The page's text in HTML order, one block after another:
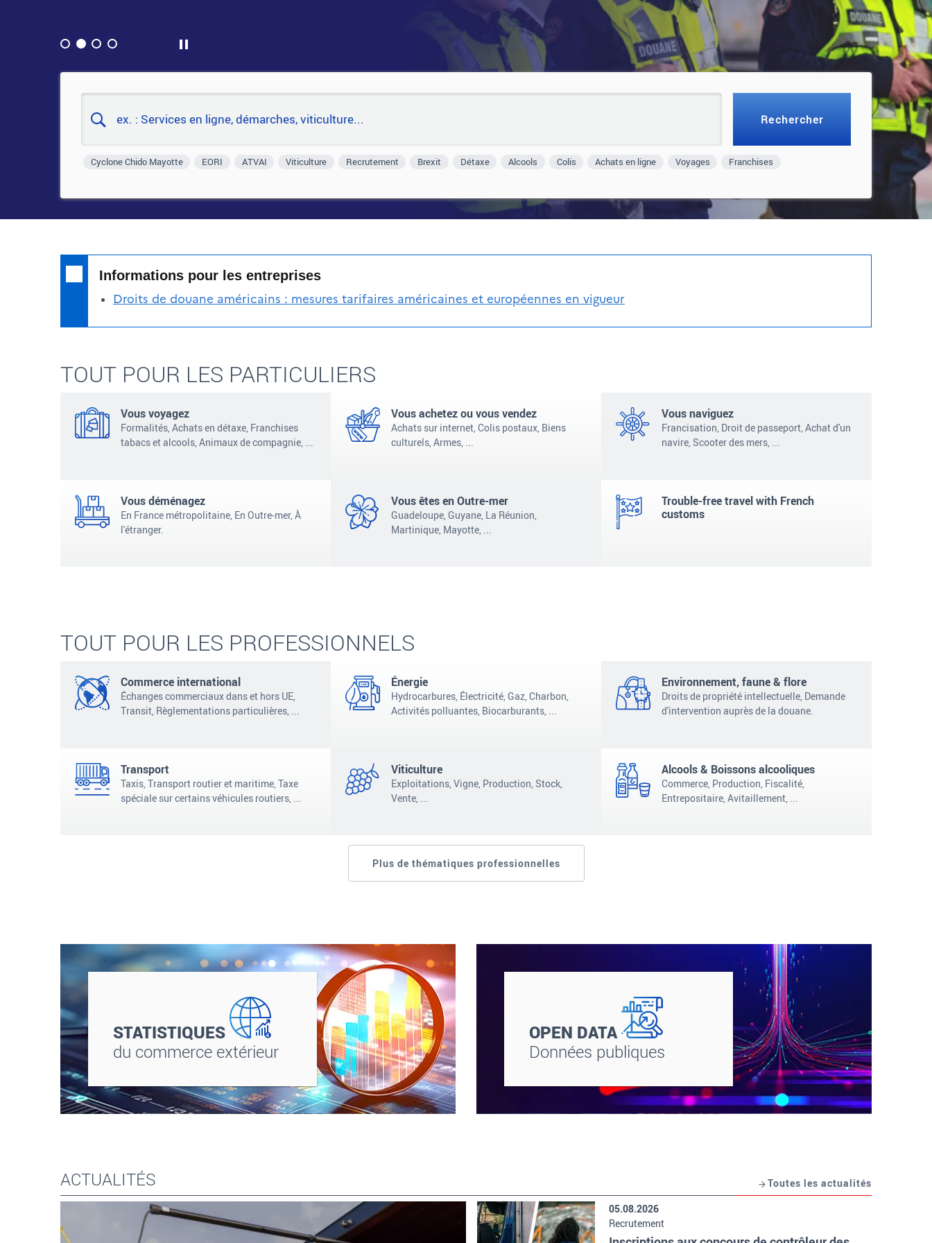
Lecture/Pause
Cyclone Chido Mayotte EORI ATVAI Viticulture Recrutement Brexit Détaxe Alcools Colis Achats en ligne Voyages Franchises
Informations pour les entreprises
Droits de douane américains : mesures tarifaires américaines et européennes en vigueur
TOUT POUR LES PARTICULIERS
Vous voyagez
Formalités, Achats en détaxe, Franchises
tabacs et alcools, Animaux de compagnie, ...
Vous achetez ou vous vendez
Achats sur internet, Colis postaux, Biens
culturels, Armes, ...
Vous naviguez
Francisation, Droit de passeport, Achat d'un
navire, Scooter des mers, ...
Vous déménagez
En France métropolitaine, En Outre-mer, À
l'étranger.
Vous êtes en Outre-mer
Guadeloupe, Guyane, La Réunion,
Martinique, Mayotte,
Trouble-free travel with French
customs
TOUT POUR LES PROFESSIONNELS
Commerce international
Échanges commerciaux dans et hors UE,
Transit, Règlementations particulières, ...
Énergie
Hydrocarbures, Électricité, Gaz, Charbon,
Activités polluantes, Biocarburants, ...
Environnement, faune & flore
Droits de propriété intellectuelle, Demande
d'intervention auprès de la douane.
Transport
Taxis, Transport routier et maritime, Taxe
spéciale sur certains véhicules routiers,
Viticulture
Exploitations, Vigne, Production, Stock,
Vente,
Alcools & Boissons alcooliques
Commerce, Production, Fiscalité,
Entrepositaire, Avitaillement,
Plus de thématiques professionnelles
STATISTIQUES
du commerce extérieur
OPEN DATA
Données publiques
ACTUALITÉS Toutes les actualités
05.08.2026
Recrutement